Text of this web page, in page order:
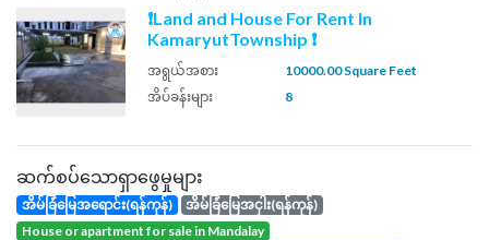
❗Land and House For Rent In
KamaryutTownship ❗
အရွယ်အစား
10000.00 Square Feet
အိပ်ခန်းများ
8
ဆက်စပ်သောရှာဖွေမှုများ
အိမ်ခြံမြေအရောင်း(ရန်ကုန်)
အိမ်ခြံမြေအငှါး(ရန်ကုန်)
house or apartment for sale in Mandalay